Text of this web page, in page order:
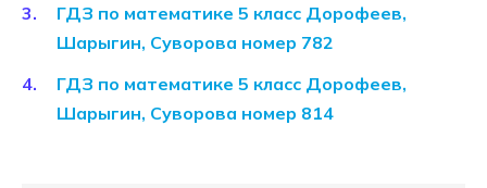
ГДЗ по математике 5 класс Дорофеев,
Шарыгин, Суворова номер 782
ГДЗ по математике 5 класс Дорофеев,
Шарыгин, Суворова номер 814